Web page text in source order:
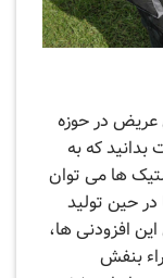
عریض در حوزه
که به
ها می توان
در حین تولید
افزودنی ها،
بنفش